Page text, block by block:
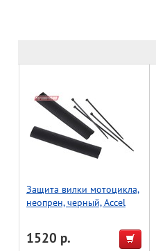
Защита вилки мотоцикла,
неопрен, черный, Accel
1520 р.